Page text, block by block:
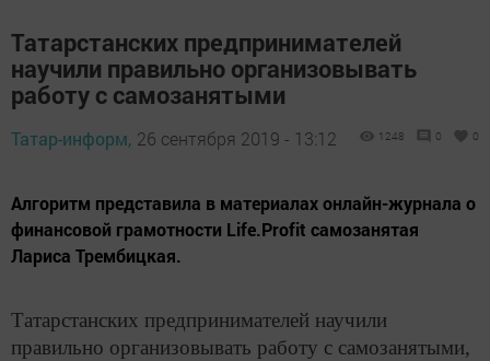
Татарстанских предпринимателей
научили правильно организовывать
работу с самозанятыми
Татар-информ, 26 сентября 2019 - 13:12 1248 0 0
Алгоритм представила в материалах онлайн-журнала о
финансовой грамотности Life.Profit самозанятая
Лариса Трембицкая.
Татарстанских предпринимателей научили
правильно организовывать работу с самозанятыми,